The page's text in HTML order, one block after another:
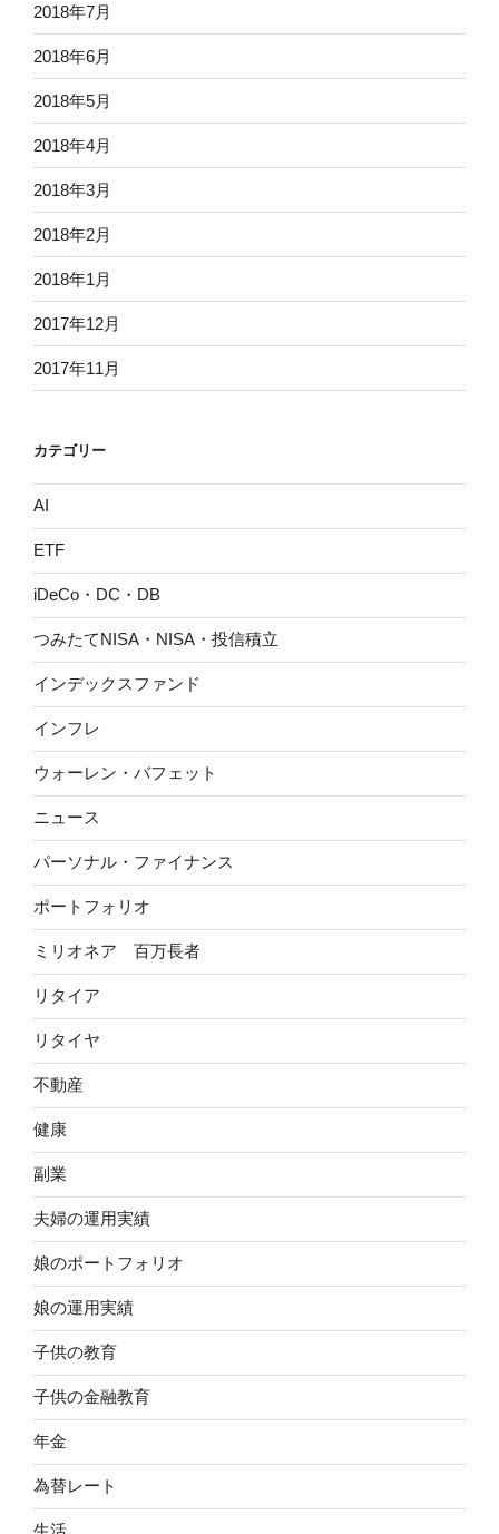
2018年7月
2018年6月
2018年5月
2018年4月
2018年3月
2018年2月
2018年1月
2017年12月
2017年11月
カテゴリー
AI
ETF
iDeCo・DC・DB
つみたてNISA・NISA・投信積立
インデックスファンド
インフレ
ウォーレン・バフェット
ニュース
パーソナル・ファイナンス
ポートフォリオ
ミリオネア 百万長者
リタイア
リタイヤ
不動産
健康
副業
夫婦の運用実績
娘のポートフォリオ
娘の運用実績
子供の教育
子供の金融教育
年金
為替レート